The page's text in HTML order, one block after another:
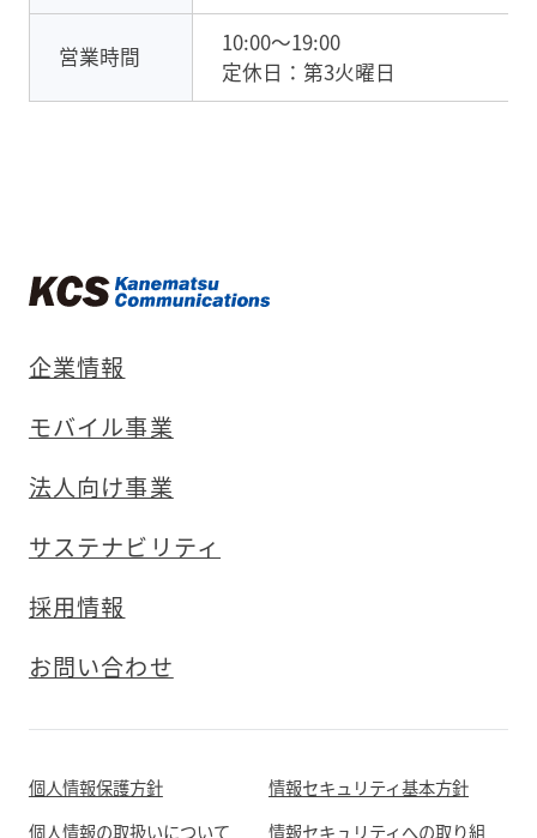
営業時間
10:00～19:00
定休日：第3火曜日
企業情報
モバイル事業
法人向け事業
サステナビリティ
採用情報
お問い合わせ
個人情報保護方針
情報セキュリティ基本方針
個人情報の取扱いについて
情報セキュリティへの取り組